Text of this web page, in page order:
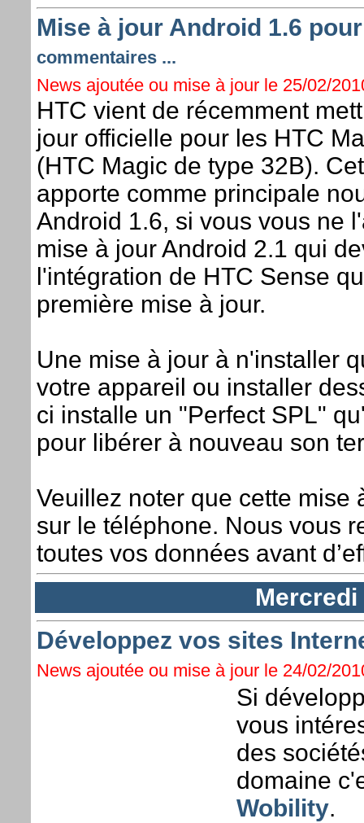
Mise à jour Android 1.6
commentaires ...
News ajoutée ou mise à jour le 25/02/
HTC vient de récemment
jour officielle pour les HTC
(HTC Magic de type 32B).
apporte comme principale
Android 1.6, si vous vous ne
mise à jour Android 2.1 qui
l'intégration de HTC Sense
première mise à jour.
Une mise à jour à n'installer
votre appareil ou installer
ci installe un "Perfect SPL"
pour libérer à nouveau son
Veuillez noter que cette mise
sur le téléphone. Nous vous
toutes vos données avant
Mercredi
Développez vos sites
News ajoutée ou mise à jour le 24/02/
Si
vous
des
domaine
Wobility.